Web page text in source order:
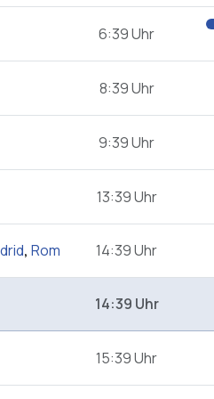
6:39 Uhr
8:39 Uhr
9:39 Uhr
13:39 Uhr
, Rom 14:39 Uhr
14:39 Uhr
15:39 Uhr